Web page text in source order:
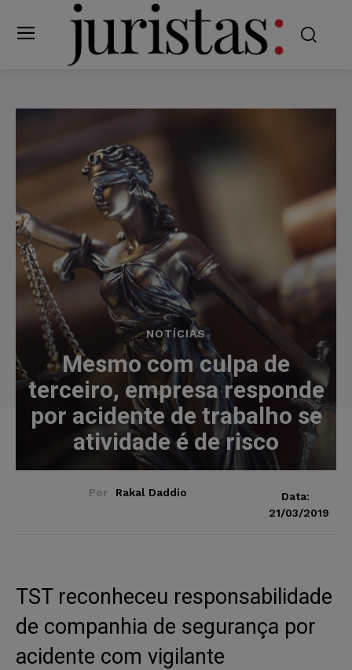
NOTÍCIAS
Mesmo com culpa de
terceiro, empresa responde
por acidente de trabalho se
atividade é de risco
Por Rakal Daddio
Data:
21/03/2019
TST reconheceu responsabilidade
de companhia de segurança por
acidente com vigilante